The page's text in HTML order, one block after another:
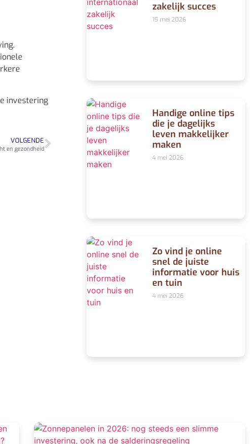
investering
VOLGENDE
en gezondheid
zakelijk succes
15 mei 2026
Handige online tips
die je dagelijks
leven makkelijker
maken
4 mei 2026
Zo vind je online
snel de juiste
informatie voor huis
en tuin
4 mei 2026